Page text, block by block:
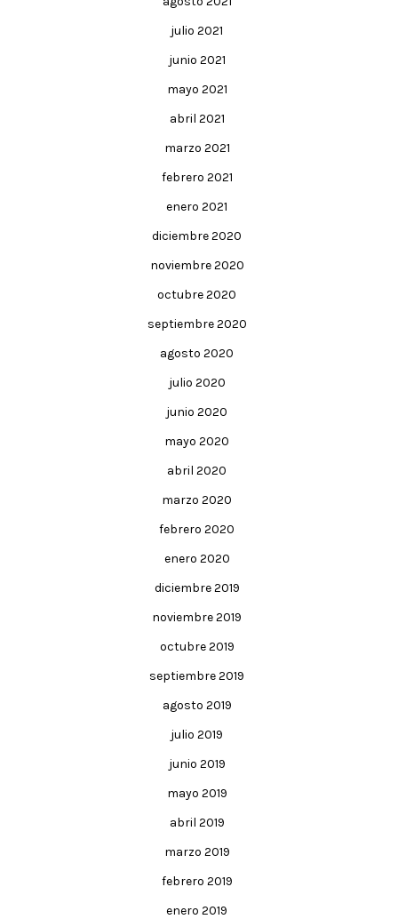
julio 2021
junio 2021
mayo 2021
abril 2021
marzo 2021
febrero 2021
enero 2021
diciembre 2020
noviembre 2020
octubre 2020
septiembre 2020
agosto 2020
julio 2020
junio 2020
mayo 2020
abril 2020
marzo 2020
febrero 2020
enero 2020
diciembre 2019
noviembre 2019
octubre 2019
septiembre 2019
agosto 2019
julio 2019
junio 2019
mayo 2019
abril 2019
marzo 2019
febrero 2019
enero 2019